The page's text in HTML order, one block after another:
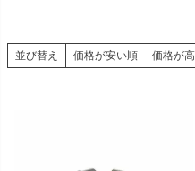
並び替え 価格が安い順 価格が